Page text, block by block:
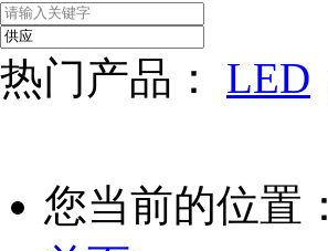
热门产品： LED
您当前的位置：